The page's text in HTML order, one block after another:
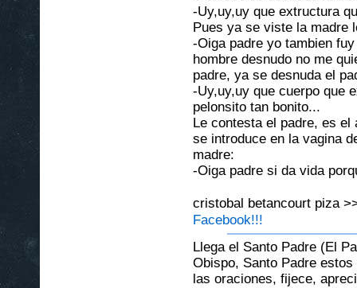
-Uy,uy,uy que extructura
Pues ya se viste la madre
-Oiga padre yo tambien
hombre desnudo no me
padre, ya se desnuda el
-Uy,uy,uy que cuerpo que
pelonsito tan bonito...
Le contesta el padre, es
se introduce en la vagina
madre:
-Oiga padre si da vida
cristobal betancourt piza
Facebook!!!
Llega el Santo Padre (El
Obispo, Santo Padre
las oraciones, fijece,